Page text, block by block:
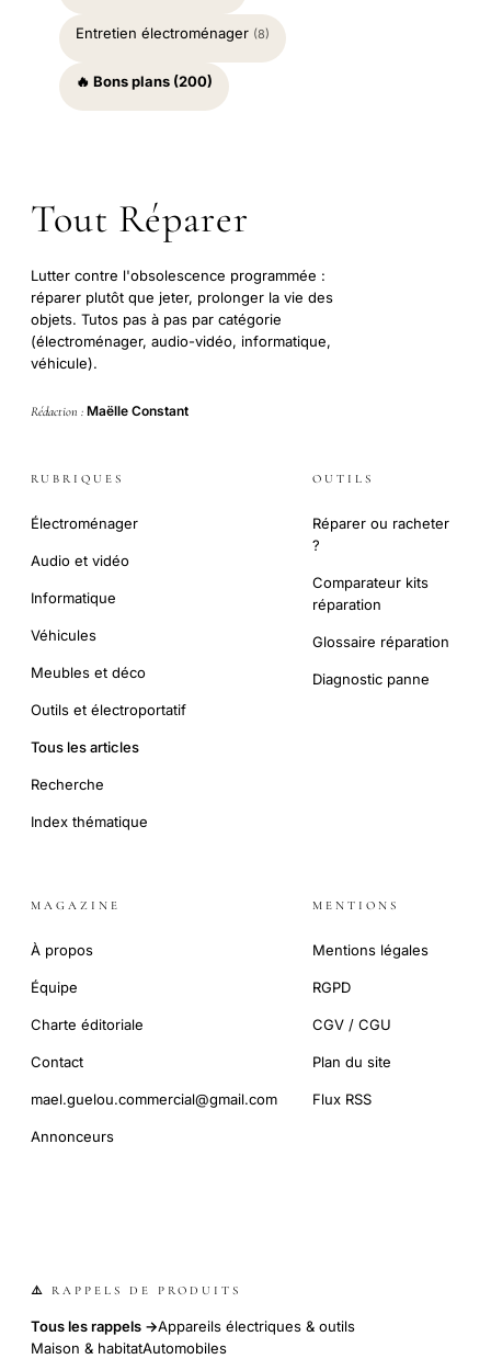
Entretien électroménager (8)
🔥 Bons plans (200)
Tout Réparer
Lutter contre l'obsolescence programmée :
réparer plutôt que jeter, prolonger la vie des
objets. Tutos pas à pas par catégorie
(électroménager, audio-vidéo, informatique,
véhicule).
Rédaction : Maëlle Constant
RUBRIQUES
Électroménager
Audio et vidéo
Informatique
Véhicules
Meubles et déco
Outils et électroportatif
Tous les articles
Recherche
Index thématique
OUTILS
Réparer ou racheter
?
Comparateur kits
réparation
Glossaire réparation
Diagnostic panne
MAGAZINE
À propos
Équipe
Charte éditoriale
Contact
mael.guelou.commercial@gmail.com
Annonceurs
MENTIONS
Mentions légales
RGPD
CGV / CGU
Plan du site
Flux RSS
⚠️ RAPPELS DE PRODUITS
Tous les rappels →Appareils électriques & outils
Maison & habitatAutomobiles